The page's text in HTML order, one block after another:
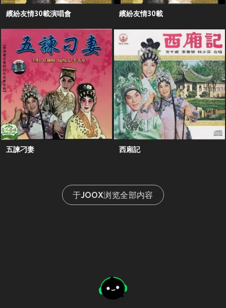
繽紛友情30載演唱會 繽紛友情30載
五諫刁妻 西廂記
于JOOX浏览全部内容